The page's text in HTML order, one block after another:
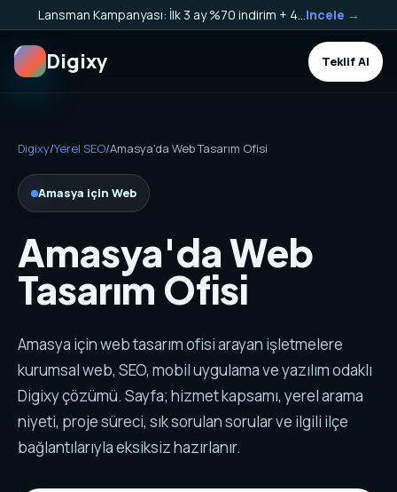
Incele →
Digixy Teklif Al
Digixy/Yerel SEO/Amasya'da Web Tasarım Ofisi
Amasya için Web
Amasya'da Web
Tasarım Ofisi
Amasya için web tasarım ofisi arayan işletmelere
kurumsal web, SEO, mobil uygulama ve yazılım odaklı
Digixy çözümü. Sayfa; hizmet kapsamı, yerel arama
niyeti, proje süreci, sık sorulan sorular ve ilgili ilçe
bağlantılarıyla eksiksiz hazırlanır.